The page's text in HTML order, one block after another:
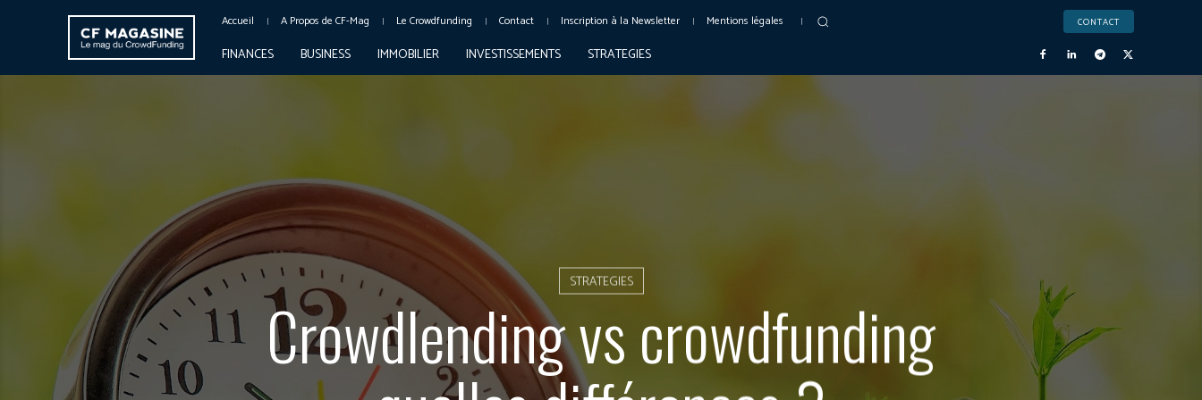
Accueil A Propos de CF-Mag Le Crowdfunding Contact Inscription à la Newsletter Mentions légales CONTACT
FINANCES BUSINESS IMMOBILIER INVESTISSEMENTS STRATEGIES
STRATEGIES
Crowdlending vs crowdfunding